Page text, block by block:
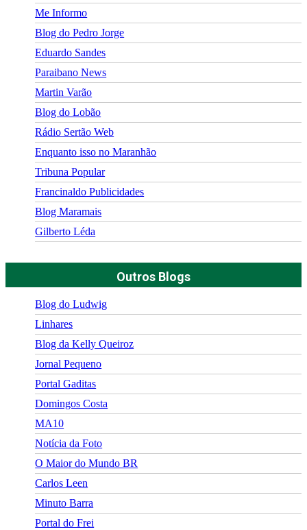
Me Informo
Blog do Pedro Jorge
Eduardo Sandes
Paraibano News
Martin Varão
Blog do Lobão
Rádio Sertão Web
Enquanto isso no Maranhão
Tribuna Popular
Francinaldo Publicidades
Blog Maramais
Gilberto Léda
Outros Blogs
Blog do Ludwig
Linhares
Blog da Kelly Queiroz
Jornal Pequeno
Portal Gaditas
Domingos Costa
MA10
Notícia da Foto
O Maior do Mundo BR
Carlos Leen
Minuto Barra
Portal do Frei